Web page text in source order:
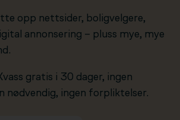
opp nettsider, boligvelgere,
annonsering – pluss mye, mye
gratis i 30 dager, ingen
nødvendig, ingen forpliktelser.